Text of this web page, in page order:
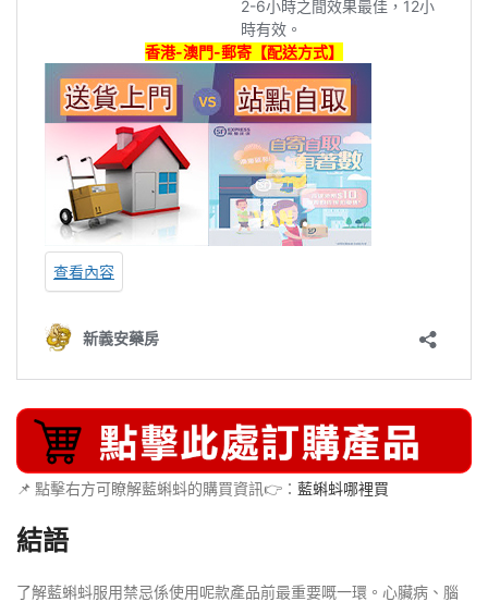
📌 點擊右方可瞭解藍蝌蚪的購買資訊👉： 藍蝌蚪哪裡買
結語
了解藍蝌蚪服用禁忌係使用呢款產品前最重要嘅一環。心臟病、腦